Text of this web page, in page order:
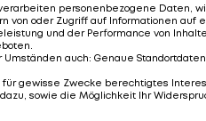
personenbezogene Daten,
von oder Zugriff auf Informationen auf
und der Performance von
auch: Genaue
gewisse Zwecke berechtigtes
sowie die Möglichkeit Ihr